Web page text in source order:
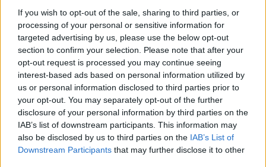
If you wish to opt-out of the sale, sharing to third parties, or
processing of your personal or sensitive information for
targeted advertising by us, please use the below opt-out
section to confirm your selection. Please note that after your
opt-out request is processed you may continue seeing
interest-based ads based on personal information utilized by
us or personal information disclosed to third parties prior to
your opt-out. You may separately opt-out of the further
disclosure of your personal information by third parties on the
IAB’s list of downstream participants. This information may
also be disclosed by us to third parties on the IAB’s List of
Downstream Participants that may further disclose it to other
Nanai-Seturo, 10 Aaron Cruden, 9 Brad Weber,
8 Pita Gus Sowakula, 7 Sam Cane (c), 6
Lachlan Boshier, 5 Naitoa Ah Kuoi, 4 Mitchell
Brown, 3 Nepo Laulala, 2 Bradley Slater, 1
Aidan Ross
Panchina:16 Samisoni Taukei’aho, 17 Reuben
O’Neill, 18 Ross Geldenhuys, 19 Tupou Vaa’i, 20
Dylan Nel, 21 Te Toiroa Tahuriorangi, 22 Kaleb
Trask, 23 Solomon Alaimalo